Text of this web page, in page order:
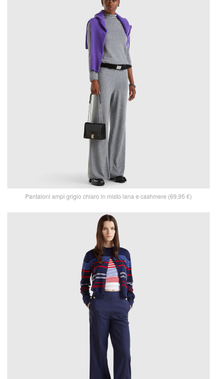
Pantaloni ampi grigio chiaro in misto lana e cashmere (69,95 €)